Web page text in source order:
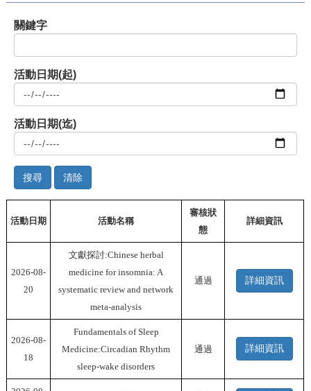
關鍵字
活動日期(起)
活動日期(迄)
清除
活動日期 活動名稱
審核狀
態
詳細資訊
2026-08-
20
文獻探討:Chinese herbal
medicine for insomnia: A
systematic review and network
meta-analysis
通過 詳細資訊
2026-08-
18
Fundamentals of Sleep
Medicine:Circadian Rhythm
sleep-wake disorders
通過 詳細資訊